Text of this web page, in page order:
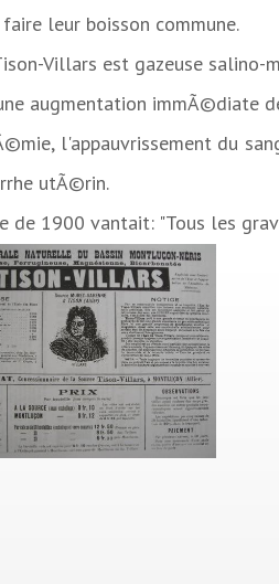
faire leur boisson commune.
Villars est gazeuse
augmentation immÃ©diate
l'appauvrissement du
utÃ©rin.
de 1900 vantait: "Tous les